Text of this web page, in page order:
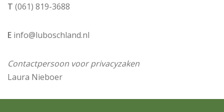
T (061) 819-3688
E info@luboschland.nl
Contactpersoon voor privacyzaken
Laura Nieboer